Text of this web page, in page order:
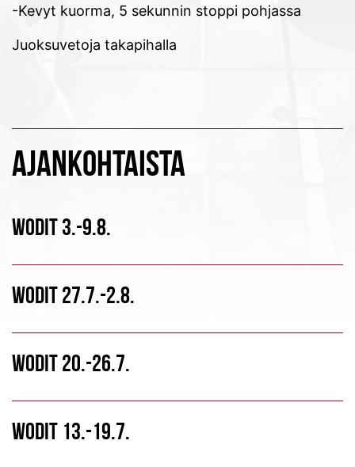
-Kevyt kuorma, 5 sekunnin stoppi pohjassa
Juoksuvetoja takapihalla
AJANKOHTAISTA
WODIT 3.-9.8.
WODIT 27.7.-2.8.
WODIT 20.-26.7.
WODIT 13.-19.7.